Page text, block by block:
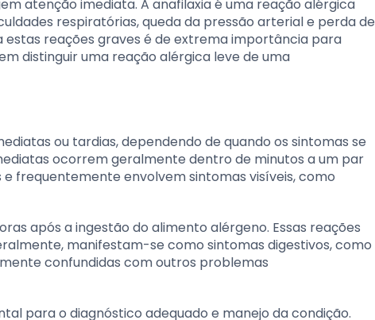
atenção imediata. A anafilaxia é uma reação alérgica
respiratórias, queda da pressão arterial e perda de
reações graves é de extrema importância para
distinguir uma reação alérgica leve de uma
ou tardias, dependendo de quando os sintomas se
ocorrem geralmente dentro de minutos a um par
frequentemente envolvem sintomas visíveis, como
após a ingestão do alimento alérgeno. Essas reações
manifestam-se como sintomas digestivos, como
confundidas com outros problemas
para o diagnóstico adequado e manejo da condição.